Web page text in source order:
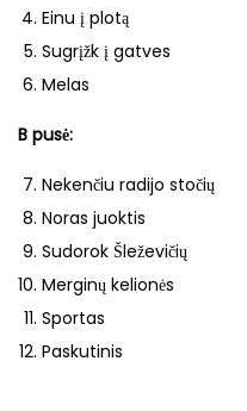
Einu į plotą
Sugrįžk į gatves
Melas
B pusė:
Nekenčiu radijo stočių
Noras juoktis
Sudorok Šleževičių
Merginų kelionės
Sportas
Paskutinis